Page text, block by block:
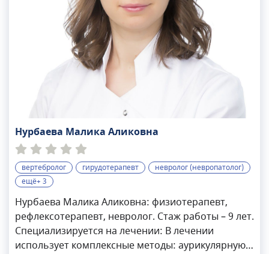
Нурбаева Малика Аликовна
вертебролог гирудотерапевт
невролог (невропатолог)
ещё+ 3
Нурбаева Малика Аликовна: физиотерапевт,
рефлексотерапевт, невролог. Стаж работы – 9 лет.
Специализируется на лечении: В лечении
использует комплексные методы: аурикулярную